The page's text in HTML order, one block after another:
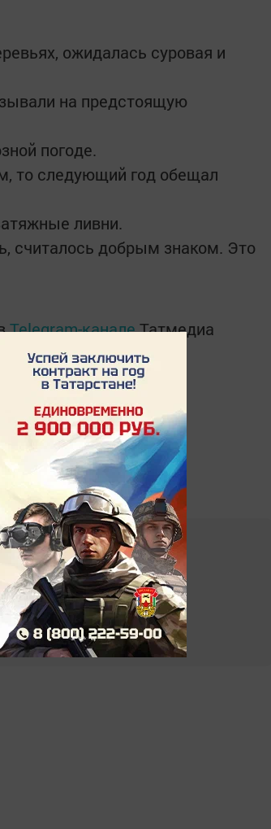
ожидалась суровая и
на предстоящую
погоде.
то следующий год обещал
ливни.
считалось добрым знаком. Это
Telegram-каналеТатмедиа
мессенджере MАХ:
,Дзен